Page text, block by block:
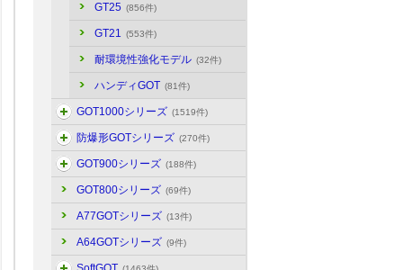
GT25 (856件)
GT21 (553件)
耐環境性強化モデル (32件)
ハンディGOT (81件)
GOT1000シリーズ (1519件)
防爆形GOTシリーズ (270件)
GOT900シリーズ (188件)
GOT800シリーズ (69件)
A77GOTシリーズ (13件)
A64GOTシリーズ (9件)